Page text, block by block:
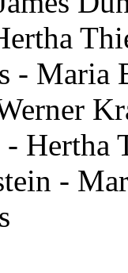
- Maria
Hertha
-